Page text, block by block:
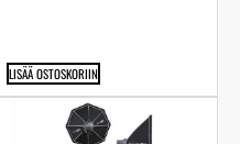
LISÄÄ OSTOSKORIIN